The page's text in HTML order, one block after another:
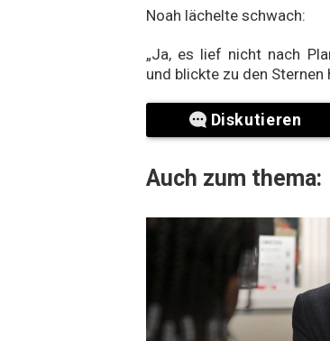
Noah lächelte schwach:
„Ja, es lief nicht nach
und blickte zu den Sternen
Diskutieren
Auch zum thema: